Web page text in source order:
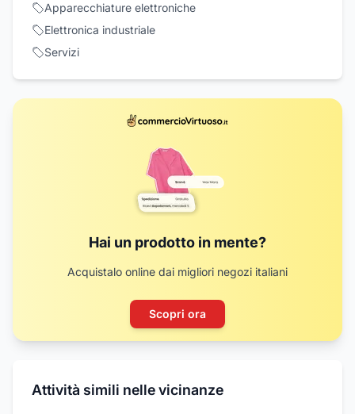
Apparecchiature elettroniche
Elettronica industriale
Servizi
Hai un prodotto in mente?
Acquistalo online dai migliori negozi italiani
Scopri ora
Attività simili nelle vicinanze